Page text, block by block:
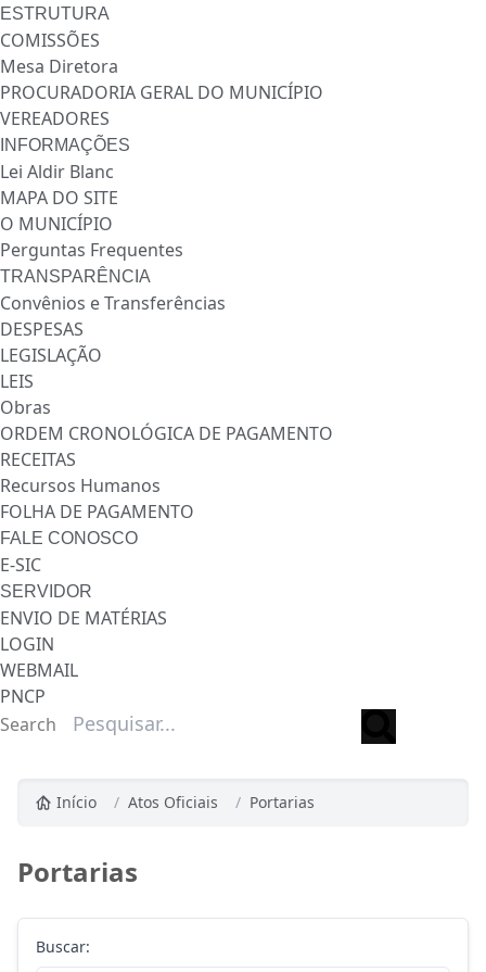
ESTRUTURA
COMISSÕES
Mesa Diretora
PROCURADORIA GERAL DO MUNICÍPIO
VEREADORES
INFORMAÇÕES
Lei Aldir Blanc
MAPA DO SITE
O MUNICÍPIO
Perguntas Frequentes
TRANSPARÊNCIA
Convênios e Transferências
DESPESAS
LEGISLAÇÃO
LEIS
Obras
ORDEM CRONOLÓGICA DE PAGAMENTO
RECEITAS
Recursos Humanos
FOLHA DE PAGAMENTO
FALE CONOSCO
E-SIC
SERVIDOR
ENVIO DE MATÉRIAS
LOGIN
WEBMAIL
PNCP
Search
Início / Atos Oficiais / Portarias
Portarias
Buscar: